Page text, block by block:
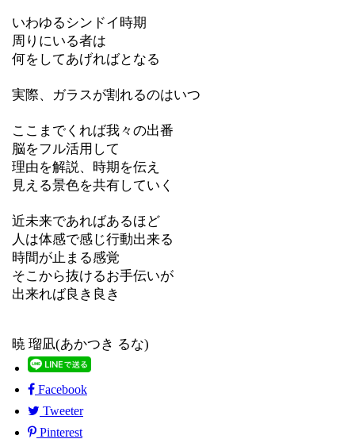
いわゆるシンドイ時期
周りにいる者は
何をしてあげればとなる
実際、ガラスが割れるのはいつ
ここまでくれば我々の出番
脳をフル活用して
理由を解説、時期を伝え
見える景色を共有していく
近未来であればあるほど
人は体感で感じ行動出来る
時間が止まる感覚
そこから抜けるお手伝いが
出来れば良き良き
暁 瑠凪(あかつき るな)
Facebook
Tweeter
Pinterest